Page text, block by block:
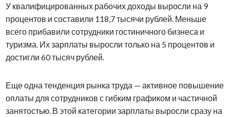
У квалифицированных рабочих доходы выросли на 9
процентов и составили 118,7 тысячи рублей. Меньше
всего прибавили сотрудники гостиничного бизнеса и
туризма. Их зарплаты выросли только на 5 процентов и
достигли 60 тысяч рублей.
Еще одна тенденция рынка труда — активное повышение
оплаты для сотрудников с гибким графиком и частичной
занятостью. В этой категории зарплаты выросли сразу на